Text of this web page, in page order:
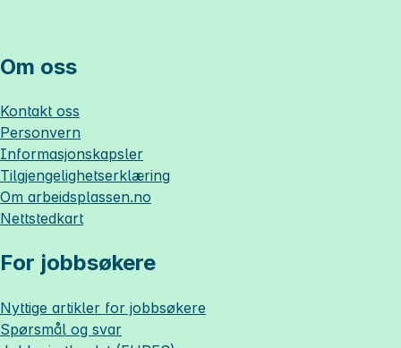
Om oss
Kontakt oss
Personvern
Informasjonskapsler
Tilgjengelighetserklæring
Om arbeidsplassen.no
Nettstedkart
For jobbsøkere
Nyttige artikler for jobbsøkere
Spørsmål og svar